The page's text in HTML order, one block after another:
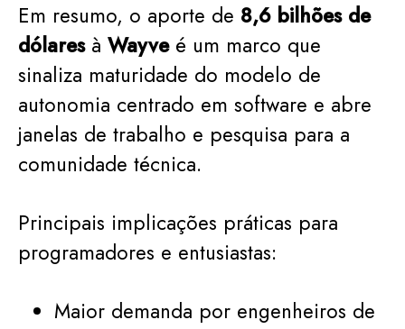
Em resumo, o aporte de 8,6 bilhões de
dólaresà Wayveé um marco que
sinaliza maturidade do modelo de
autonomia centrado em software e abre
janelas de trabalho e pesquisa para a
comunidade técnica.
Principais implicações práticas para
programadores e entusiastas:
Maior demanda por engenheiros de